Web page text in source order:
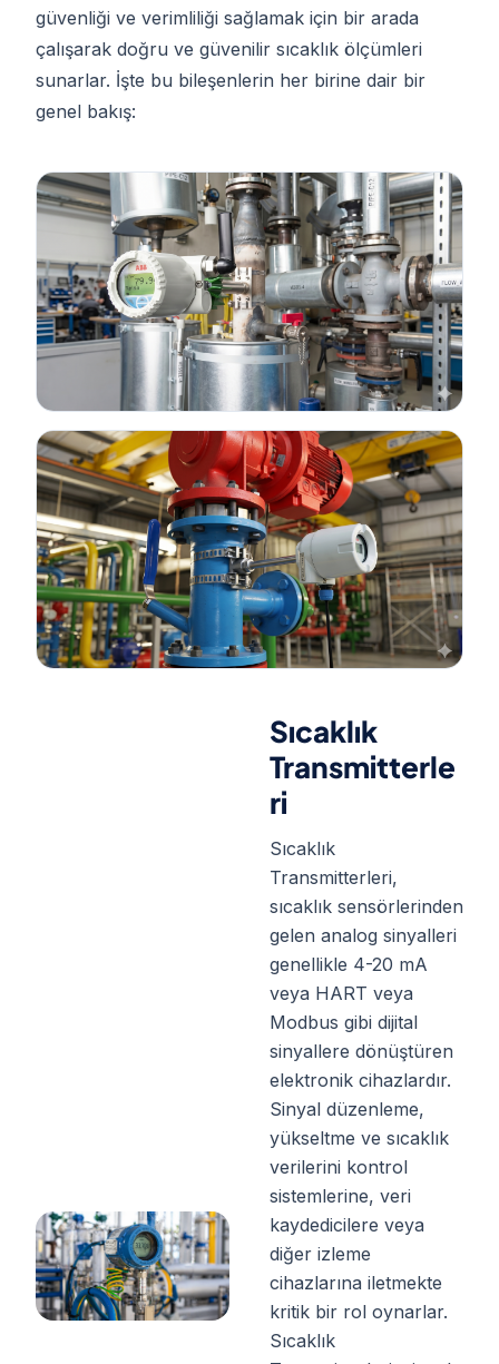
güvenliği ve verimliliği sağlamak için bir arada
çalışarak doğru ve güvenilir sıcaklık ölçümleri
sunarlar. İşte bu bileşenlerin her birine dair bir
genel bakış:
Sıcaklık
Transmitterle
ri
Sıcaklık
Transmitterleri,
sıcaklık sensörlerinden
gelen analog sinyalleri
genellikle 4-20 mA
veya HART veya
Modbus gibi dijital
sinyallere dönüştüren
elektronik cihazlardır.
Sinyal düzenleme,
yükseltme ve sıcaklık
verilerini kontrol
sistemlerine, veri
kaydedicilere veya
diğer izleme
cihazlarına iletmekte
kritik bir rol oynarlar.
Sıcaklık